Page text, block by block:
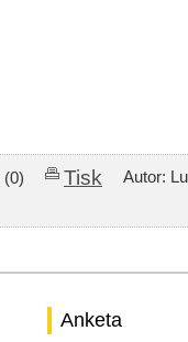
(0) Tisk
Autor:
Anketa